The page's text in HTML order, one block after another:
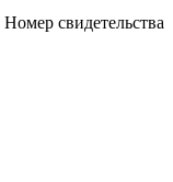
Номер свидетельства